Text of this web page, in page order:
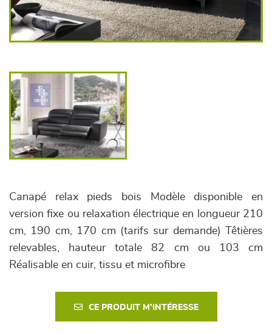
Canapé relax pieds bois Modèle disponible en
version fixe ou relaxation électrique en longueur 210
cm, 190 cm, 170 cm (tarifs sur demande) Têtières
relevables, hauteur totale 82 cm ou 103 cm
Réalisable en cuir, tissu et microfibre
CE PRODUIT M'INTÉRESSE